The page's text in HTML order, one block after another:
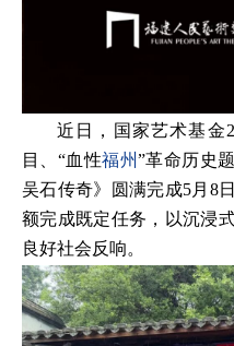
近日，国家艺术基金
目、“血性福州”革命历史
吴石传奇》圆满完成5月8
额完成既定任务，以沉浸
良好社会反响。